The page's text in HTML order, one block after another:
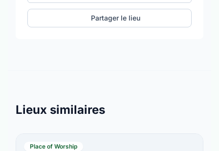
Partager le lieu
Lieux similaires
Place of Worship